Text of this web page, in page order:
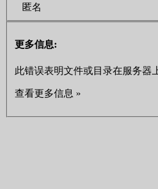
匿名
更多信息:
此错误表明文件或目录在服务器
查看更多信息 »